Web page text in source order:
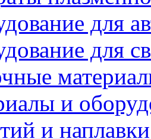
для
для
и
и наплавки